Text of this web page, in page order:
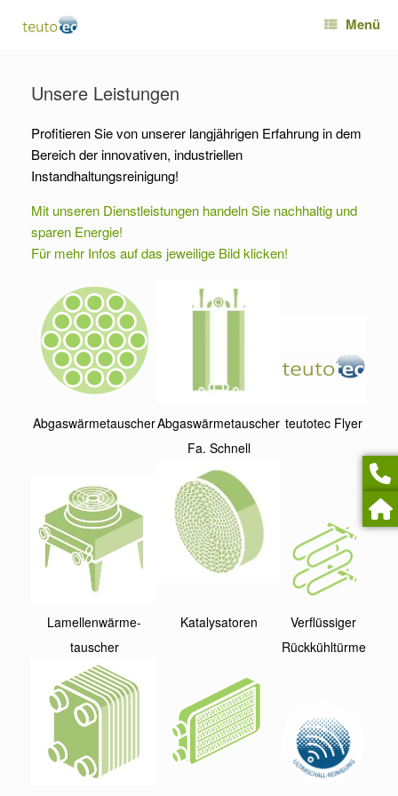
Inhalt
Menü
Unsere Leistungen
Profitieren Sie von unserer langjährigen Erfahrung in dem
Bereich der innovativen, industriellen
Instandhaltungsreinigung!
Mit unseren Dienstleistungen handeln Sie nachhaltig und
sparen Energie!
Für mehr Infos auf das jeweilige Bild klicken!
AbgaswärmetauscherAbgaswärmetauscher
Fa. Schnell
teutotec Flyer
Lamellenwärme-
tauscher
Katalysatoren
Verflüssiger
Rückkühltürme